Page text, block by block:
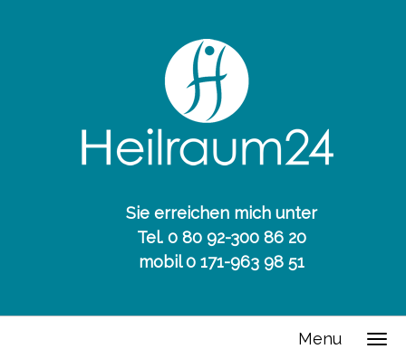
Sie erreichen mich unter
Tel. 0 80 92-300 86 20
mobil 0 171-963 98 51
Menu